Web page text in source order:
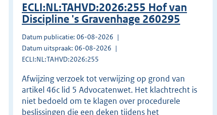
ECLI:NL:TAHVD:2026:255 Hof van
Discipline 's Gravenhage 260295
Datum publicatie: 06-08-2026
Datum uitspraak: 06-08-2026
ECLI:NL:TAHVD:2026:255
Afwijzing verzoek tot verwijzing op grond van
artikel 46c lid 5 Advocatenwet. Het klachtrecht is
niet bedoeld om te klagen over procedurele
beslissingen die een deken tijdens het